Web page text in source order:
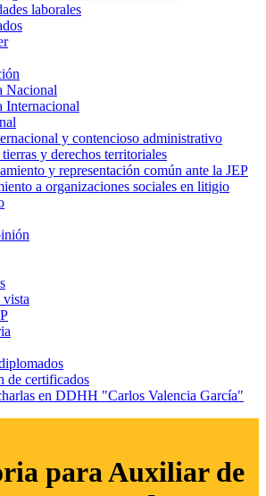
laborales
Nacional
Internacional
y contencioso administrativo
y derechos territoriales
y representación común ante la JEP
a organizaciones sociales en litigio
vista
de certificados
en DDHH "Carlos Valencia García"
para Auxiliar de